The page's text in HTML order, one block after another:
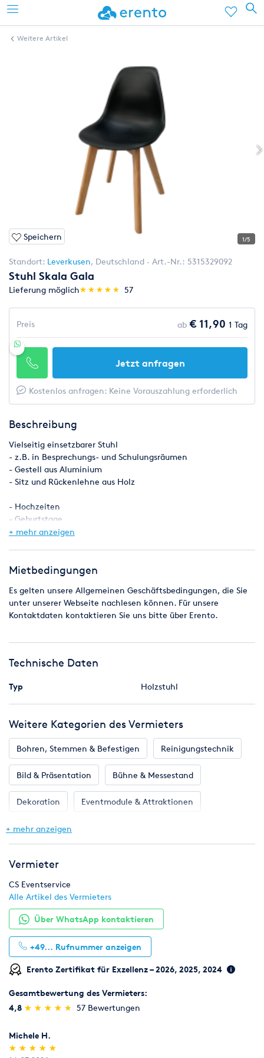
Weitere Artikel
Speichern 1/5
Standort: Leverkusen, Deutschland Art.-Nr.: 5315329092
Stuhl Skala Gala
Lieferung möglich(*)
★
★
(*)★
★
(*) ★
★
(*) ★
★
(*) ★
★ 57
Preis ab € 11,90 1 Tag
Jetzt anfragen
Kostenlos anfragen: Keine Vorauszahlung erforderlich
Beschreibung
Vielseitig einsetzbarer Stuhl
- z.B. in Besprechungs- und Schulungsräumen
- Gestell aus Aluminium
- Sitz und Rückenlehne aus Holz
- Hochzeiten
- Geburtstage
- Party
- schwarz
- Bitte achten Sie bei Selbstabholung auf passende
Transportmöglichkeit
- Bringen Sie bitte passende Transportdecken, zum Schutz
- Bringen Sie ensprechende Transportsicherungen wie z.B.
- Für das Verladen und Sichern des Mietmaterials ist der
+ mehr anzeigen
Mietbedingungen
Es gelten unsere Allgemeinen Geschäftsbedingungen, die Sie
unter unserer Webseite nachlesen können. Für unsere
Kontaktdaten kontaktieren Sie uns bitte über Erento.
Technische Daten
Typ Holzstuhl
Weitere Kategorien des Vermieters
Bohren, Stemmen & Befestigen Reinigungstechnik
Bild & Präsentation Bühne & Messestand
Dekoration Eventmodule & Attraktionen
Gastronomie & Bar
Möbel Pflanzen
Ton & Beschallung Zelte & Zeltsysteme
+ mehr anzeigen
Vermieter
CS Eventservice
Alle Artikel des Vermieters
Über WhatsApp kontaktieren
+49... Rufnummer anzeigen
Erento Zertifikat für Exzellenz – 2026, 2025, 2024
Gesamtbewertung des Vermieters:
4,8 (*)
★
★
(*) ★
★
(*) ★
★
(*) ★
★
(*) ★
★ 57 Bewertungen
Michele H.
(*)
★
★
(*) ★
★
(*) ★
★
(*) ★
★
(*) ★
★